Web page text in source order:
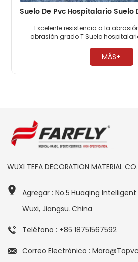
Excelente resistencia a la
abrasión grado T Suelo
necesario encerar ​
MÁS+
WUXI TEFA DECORATION MATERIAL
Agregar : No.5 Huaqing
Wuxi, Jiangsu, China
Teléfono : +86 18751567592
Correo Electrónico :